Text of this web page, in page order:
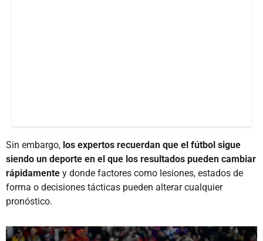
Sin embargo, los expertos recuerdan que el fútbol sigue
siendo un deporte en el que los resultados pueden cambiar
rápidamente y donde factores como lesiones, estados de
forma o decisiones tácticas pueden alterar cualquier
pronóstico.